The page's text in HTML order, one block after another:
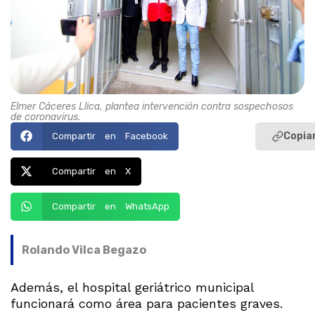
Elmer Cáceres Llica, plantea intervención contra sospechosos
de coronavirus.
Compartir en Facebook
Compartir en X
Compartir en WhatsApp
Rolando Vilca Begazo
Además, el hospital geriátrico municipal
funcionará como área para pacientes graves.